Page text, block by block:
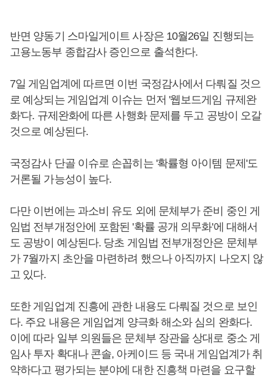
반면 양동기 스마일게이트 사장은 10월26일 진행되는
고용노동부 종합감사 증인으로 출석한다.
7일 게임업계에 따르면 이번 국정감사에서 다뤄질 것으
로 예상되는 게임업계 이슈는 먼저 '웹보드게임 규제완
화'다. 규제완화에 따른 사행화 문제를 두고 공방이 오갈
것으로 예상된다.
국정감사 단골 이슈로 손꼽히는 '확률형 아이템 문제'도
거론될 가능성이 높다.
다만 이번에는 과소비 유도 외에 문체부가 준비 중인 게
임법 전부개정안에 포함된 '확률 공개 의무화'에 대해서
도 공방이 예상된다. 당초 게임법 전부개정안은 문체부
가 7월까지 초안을 마련하려 했으나 아직까지 나오지 않
고 있다.
또한 게임업계 진흥에 관한 내용도 다뤄질 것으로 보인
다. 주요 내용은 게임업계 양극화 해소와 심의 완화다.
이에 따라 일부 의원들은 문체부 장관을 상대로 중소 게
임사 투자 확대나 콘솔, 아케이드 등 국내 게임업계가 취
약하다고 평가되는 분야에 대한 진흥책 마련을 요구할